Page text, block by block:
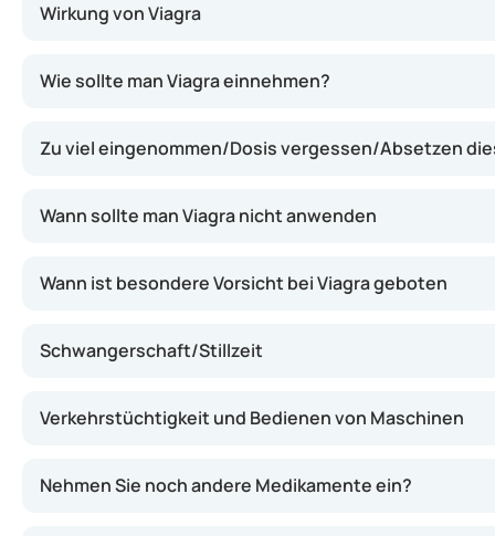
Wirkung von Viagra
Wie sollte man Viagra einnehmen?
Zu viel eingenommen/Dosis vergessen/Absetzen
Wann sollte man Viagra nicht anwenden
Wann ist besondere Vorsicht bei Viagra geboten
Schwangerschaft/Stillzeit
Verkehrstüchtigkeit und Bedienen von Maschinen
Nehmen Sie noch andere Medikamente ein?